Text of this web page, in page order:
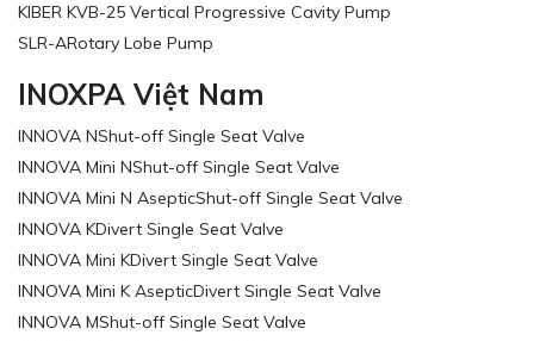
KIBER KVB-25 Vertical Progressive Cavity Pump
SLR-ARotary Lobe Pump
INOXPA Việt Nam
INNOVA NShut-off Single Seat Valve
INNOVA Mini NShut-off Single Seat Valve
INNOVA Mini N AsepticShut-off Single Seat Valve
INNOVA KDivert Single Seat Valve
INNOVA Mini KDivert Single Seat Valve
INNOVA Mini K AsepticDivert Single Seat Valve
INNOVA MShut-off Single Seat Valve